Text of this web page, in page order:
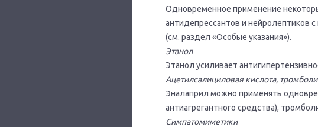
Одновременное применение
антидепрессантов и
(см. раздел «Особые указания»).
Этанол
Этанол усиливает
Ацетилсалициловая кислота,
Эналаприл можно применять
антиагрегантного средства),
Симпатомиметики